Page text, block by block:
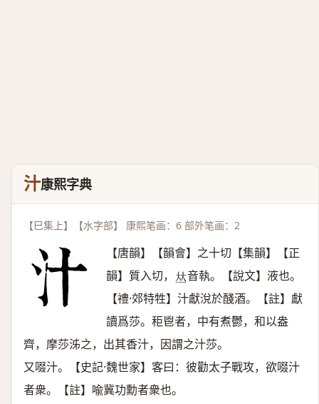
汁康熙字典
【巳集上】【水字部】 康熙笔画：6 部外笔画：2
【唐韻】【韻會】之十切【集韻】【正
韻】質入切， 𠀤音執。【說文】液也。
【禮·郊特牲】汁獻涗於醆酒。【註】獻
讀爲莎。秬鬯者，中有煮鬱，和以盎
齊，摩莎泲之，出其香汁，因謂之汁莎。
又啜汁。【史記·魏世家】客曰：彼勸太子戰攻，欲啜汁
者衆。【註】喩冀功勳者衆也。